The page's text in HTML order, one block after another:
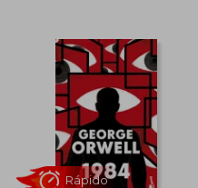
Rápido